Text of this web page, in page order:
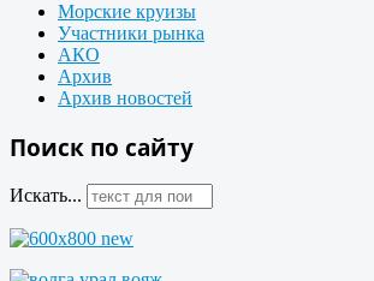
Морские круизы
Участники рынка
АКО
Архив
Архив новостей
Поиск по сайту
Искать...